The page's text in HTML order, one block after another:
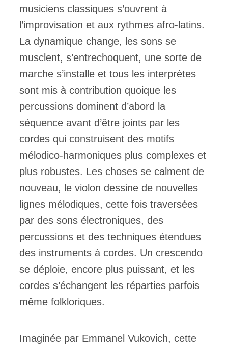
musiciens classiques s’ouvrent à
l’improvisation et aux rythmes afro-latins.
La dynamique change, les sons se
musclent, s’entrechoquent, une sorte de
marche s’installe et tous les interprètes
sont mis à contribution quoique les
percussions dominent d’abord la
séquence avant d’être joints par les
cordes qui construisent des motifs
mélodico-harmoniques plus complexes et
plus robustes. Les choses se calment de
nouveau, le violon dessine de nouvelles
lignes mélodiques, cette fois traversées
par des sons électroniques, des
percussions et des techniques étendues
des instruments à cordes. Un crescendo
se déploie, encore plus puissant, et les
cordes s’échangent les réparties parfois
même folkloriques.
Imaginée par Emmanel Vukovich, cette